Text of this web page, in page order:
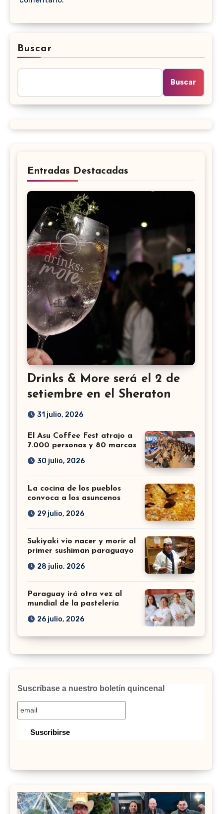
Buscar
Buscar
Entradas Destacadas
Drinks & More será el 2 de
setiembre en el Sheraton
31 julio, 2026
El Asu Coffee Fest atrajo a
7.000 personas y 80 marcas
30 julio, 2026
La cocina de los pueblos
convoca a los asuncenos
29 julio, 2026
Sukiyaki vio nacer y morir al
primer sushiman paraguayo
28 julio, 2026
Paraguay irá otra vez al
mundial de la pastelería
26 julio, 2026
Suscríbase a nuestro boletín quincenal